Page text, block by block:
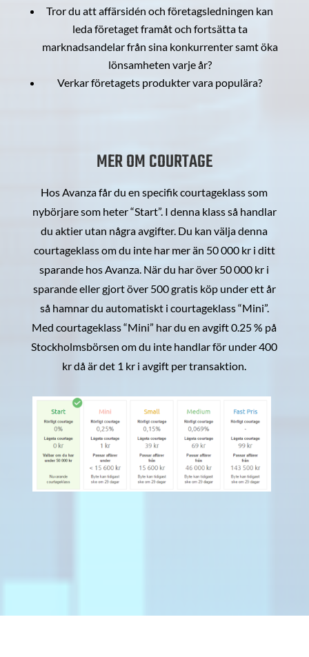
Tror du att affärsidén och företagsledningen kan
leda företaget framåt och fortsätta ta
marknadsandelar från sina konkurrenter samt öka
lönsamheten varje år?
Verkar företagets produkter vara populära?
MER OM COURTAGE
Hos Avanza får du en specifik courtageklass som
nybörjare som heter “Start”. I denna klass så handlar
du aktier utan några avgifter. Du kan välja denna
courtageklass om du inte har mer än 50 000 kr i ditt
sparande hos Avanza. När du har över 50 000 kr i
sparande eller gjort över 500 gratis köp under ett år
så hamnar du automatiskt i courtageklass “Mini”.
Med courtageklass “Mini” har du en avgift 0.25 % på
Stockholmsbörsen om du inte handlar för under 400
kr då är det 1 kr i avgift per transaktion.